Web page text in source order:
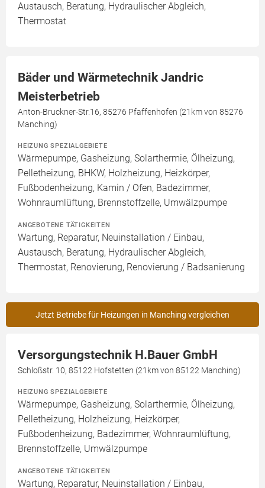
Austausch, Beratung, Hydraulischer Abgleich,
Thermostat
Bäder und Wärmetechnik Jandric
Meisterbetrieb
Anton-Bruckner-Str.16, 85276 Pfaffenhofen (21km von 85276
Manching)
HEIZUNG SPEZIALGEBIETE
Wärmepumpe, Gasheizung, Solarthermie, Ölheizung,
Pelletheizung, BHKW, Holzheizung, Heizkörper,
Fußbodenheizung, Kamin / Ofen, Badezimmer,
Wohnraumlüftung, Brennstoffzelle, Umwälzpumpe
ANGEBOTENE TÄTIGKEITEN
Wartung, Reparatur, Neuinstallation / Einbau,
Austausch, Beratung, Hydraulischer Abgleich,
Thermostat, Renovierung, Renovierung / Badsanierung
Jetzt Betriebe für Heizungen in Manching vergleichen
Versorgungstechnik H.Bauer GmbH
Schloßstr. 10, 85122 Hofstetten (21km von 85122 Manching)
HEIZUNG SPEZIALGEBIETE
Wärmepumpe, Gasheizung, Solarthermie, Ölheizung,
Pelletheizung, Holzheizung, Heizkörper,
Fußbodenheizung, Badezimmer, Wohnraumlüftung,
Brennstoffzelle, Umwälzpumpe
ANGEBOTENE TÄTIGKEITEN
Wartung, Reparatur, Neuinstallation / Einbau,